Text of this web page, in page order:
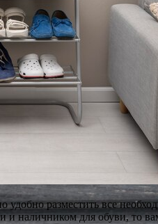
разместить все
и наличником для обуви, то